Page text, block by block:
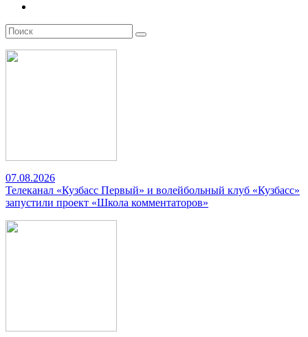
07.08.2026
Телеканал «Кузбасс Первый» и волейбольный клуб «Кузбасс»
запустили проект «Школа комментаторов»